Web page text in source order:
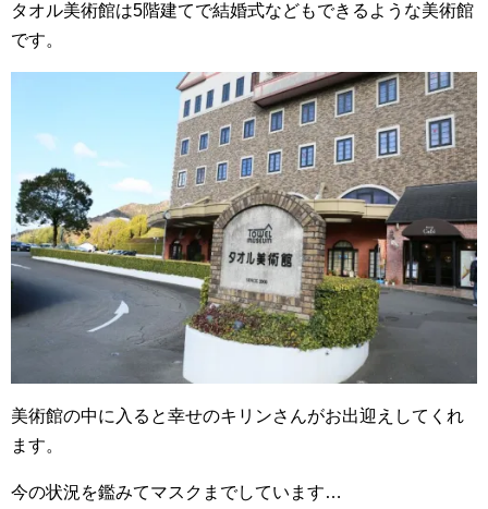
タオル美術館は5階建てで結婚式などもできるような美術館
です。
美術館の中に入ると幸せのキリンさんがお出迎えしてくれ
ます。
今の状況を鑑みてマスクまでしています…